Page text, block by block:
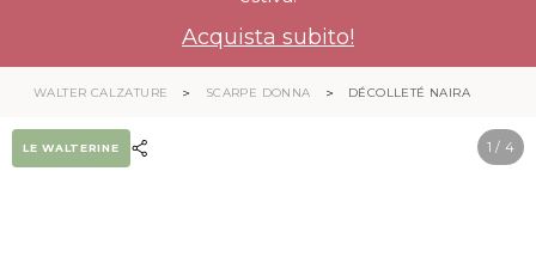
Acquista subito!
WALTER CALZATURE SCARPE DONNA DÉCOLLETÉ NAIRA
1 / 4
LE WALTERINE